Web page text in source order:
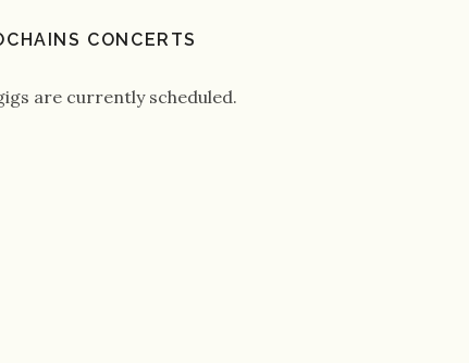
CONCERTS
are currently scheduled.